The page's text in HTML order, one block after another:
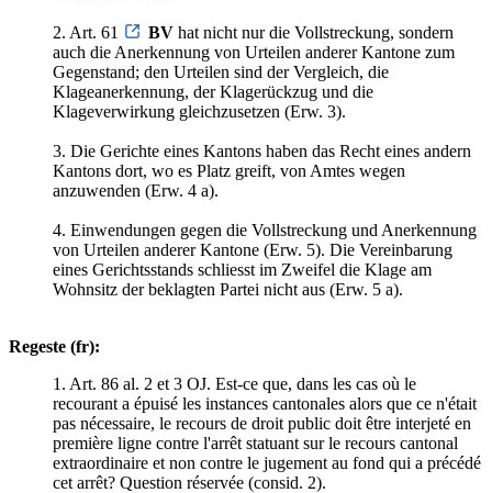
2. Art. 61 BV hat nicht nur die Vollstreckung, sondern
auch die Anerkennung von Urteilen anderer Kantone zum
Gegenstand; den Urteilen sind der Vergleich, die
Klageanerkennung, der Klagerückzug und die
Klageverwirkung gleichzusetzen (Erw. 3).
3. Die Gerichte eines Kantons haben das Recht eines andern
Kantons dort, wo es Platz greift, von Amtes wegen
anzuwenden (Erw. 4 a).
4. Einwendungen gegen die Vollstreckung und Anerkennung
von Urteilen anderer Kantone (Erw. 5). Die Vereinbarung
eines Gerichtsstands schliesst im Zweifel die Klage am
Wohnsitz der beklagten Partei nicht aus (Erw. 5 a).
Regeste (fr):
1. Art. 86 al. 2 et 3 OJ. Est-ce que, dans les cas où le
recourant a épuisé les instances cantonales alors que ce n'était
pas nécessaire, le recours de droit public doit être interjeté en
première ligne contre l'arrêt statuant sur le recours cantonal
extraordinaire et non contre le jugement au fond qui a précédé
cet arrêt? Question réservée (consid. 2).